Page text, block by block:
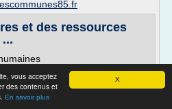
X
vous acceptez
des contenus et
En savoir plus
et des ressources
une mission d'expertise en
auprès des collectivités
adhérents.